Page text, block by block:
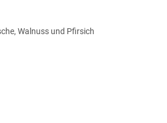
Walnuss und Pfirsich